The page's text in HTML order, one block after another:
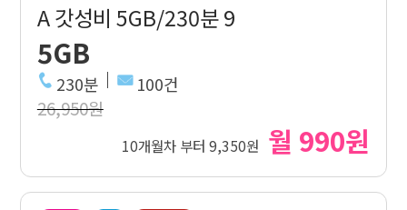
A 갓성비 5GB/230분 9
5GB
230분 100건
26,950원
10개월차 부터 9,350원 월 990원